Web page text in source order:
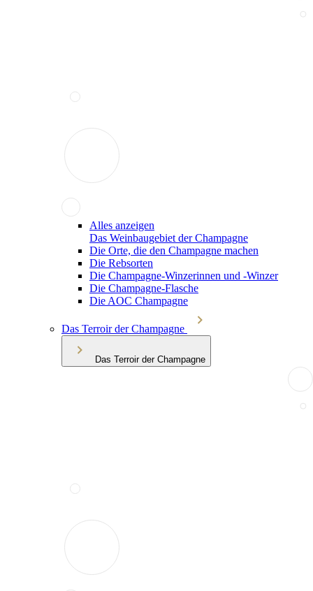
Alles anzeigen
Das Weinbaugebiet der Champagne
Die Orte, die den Champagne machen
Die Rebsorten
Die Champagne-Winzerinnen und -Winzer
Die Champagne-Flasche
Die AOC Champagne
Das Terroir der Champagne
Das Terroir der Champagne